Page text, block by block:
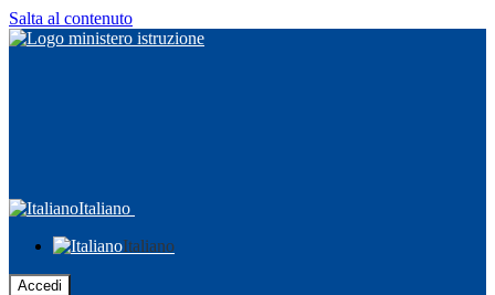
Salta al contenuto
Italiano
Italiano
Accedi